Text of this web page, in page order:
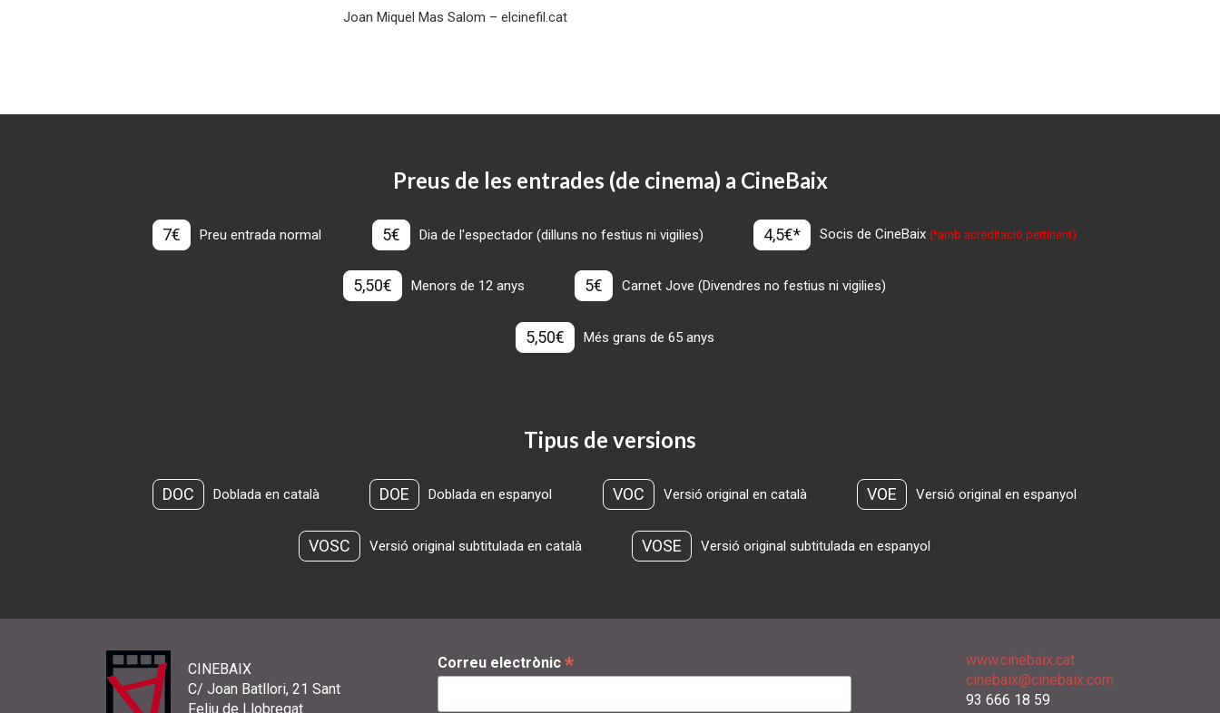
Joan Miquel Mas Salom – elcinefil.cat
Preus de les entrades (de cinema) a CineBaix
7€ Preu entrada normal 5€ Dia de l'espectador (dilluns no festius ni vigilies) 4,5€* Socis de CineBaix(*amb acreditació pertinent)
5,50€ Menors de 12 anys 5€ Carnet Jove (Divendres no festius ni vigilies)
5,50€ Més grans de 65 anys
Tipus de versions
DOC Doblada en català DOE Doblada en espanyol VOC Versió original en català VOE Versió original en espanyol
VOSC Versió original subtitulada en català VOSE Versió original subtitulada en espanyol
CINEBAIX
C/ Joan Batllori, 21 Sant
Feliu de Llobregat
Correu electrònic *
www.cinebaix.cat
cinebaix@cinebaix.com
93 666 18 59